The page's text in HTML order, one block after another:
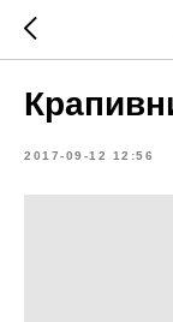
2017-09-12 12:56